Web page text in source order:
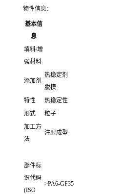
物性信息：
基本信
息
填料/增
强材料
添加剂
热稳定剂
脱模
特性
热稳定性
形式
粒子
加工方
法
注射成型
部件标
识代码
(ISO
>PA6-GF35